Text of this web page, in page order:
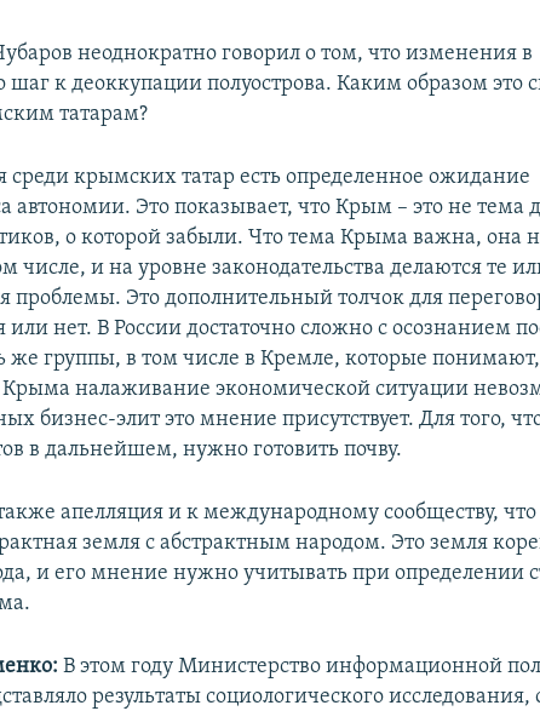
неоднократно говорил о том, что изменения в
шаг к деоккупации полуострова. Каким образом это
татарам?
среди крымских татар есть определенное ожидание
автономии. Это показывает, что Крым – это не тема
о которой забыли. Что тема Крыма важна, она
числе, и на уровне законодательства делаются те
Это дополнительный толчок для
или нет. В России достаточно сложно с осознанием
же группы, в том числе в Кремле, которые понимают,
налаживание экономической ситуации
бизнес-элит это мнение присутствует. Для того,
в дальнейшем, нужно готовить почву.
апелляция и к международному сообществу, что
земля с абстрактным народом. Это земля
и его мнение нужно учитывать при определении
В этом году Министерство информационной
результаты социологического исследования,